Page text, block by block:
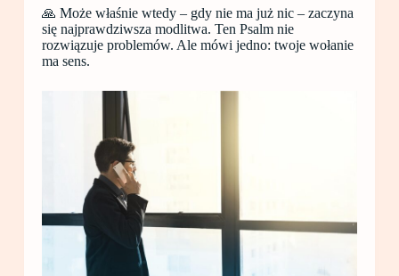
🙏 Może właśnie wtedy – gdy nie ma już nic – zaczyna
się najprawdziwsza modlitwa. Ten Psalm nie
rozwiązuje problemów. Ale mówi jedno: twoje wołanie
ma sens.